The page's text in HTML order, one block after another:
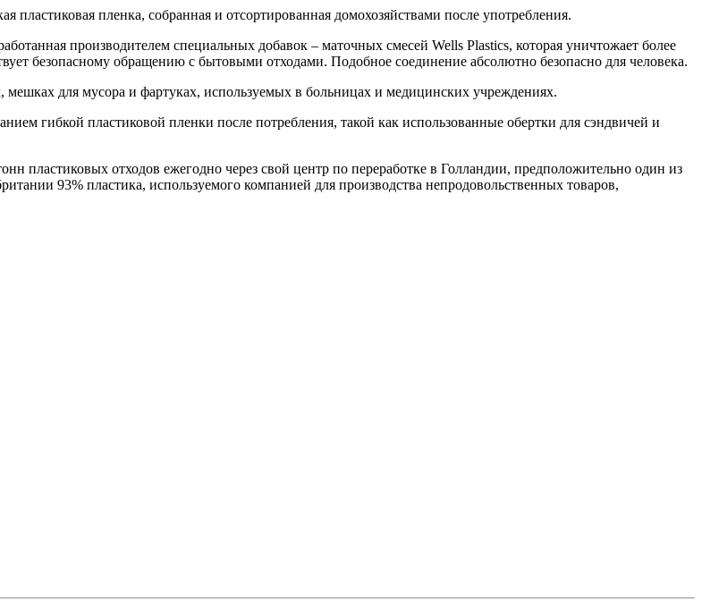
пластиковая пленка, собранная и отсортированная домохозяйствами после употребления.
производителем специальных добавок – маточных смесей Wells Plastics, которая уничтожает более
безопасному обращению с бытовыми отходами. Подобное соединение абсолютно безопасно для человека.
мешках для мусора и фартуках, используемых в больницах и медицинских учреждениях.
гибкой пластиковой пленки после потребления, такой как использованные обертки для сэндвичей и
пластиковых отходов ежегодно через свой центр по переработке в Голландии, предположительно один из
93% пластика, используемого компанией для производства непродовольственных товаров,